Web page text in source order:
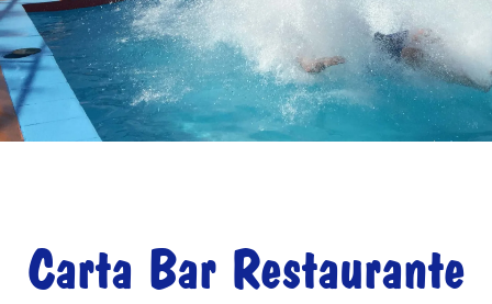
Carta Bar Restaurante